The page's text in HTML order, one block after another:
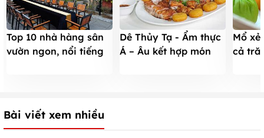
Top 10 nhà hàng sân
vườn ngon, nổi tiếng
Dê Thủy Tạ - Ẩm thực
Á – Âu kết hợp món
Mổ
cả
Bài viết xem nhiều